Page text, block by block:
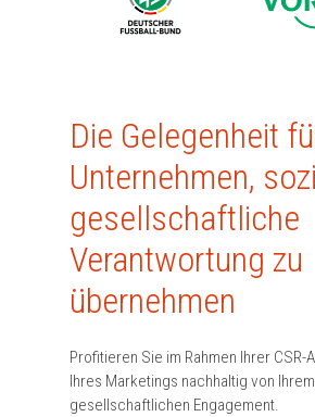
Die Gelegenheit
Unternehmen,
gesellschaftliche
Verantwortung zu
übernehmen
Profitieren Sie im Rahmen Ihrer CSR-
Ihres Marketings nachhaltig von
gesellschaftlichen Engagement.